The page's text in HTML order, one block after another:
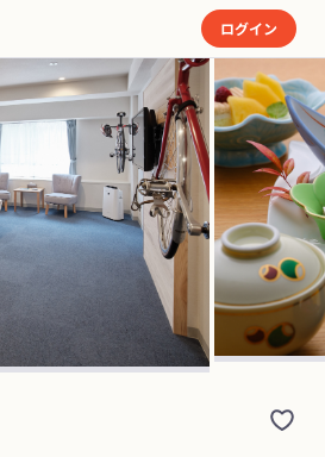
ログイン